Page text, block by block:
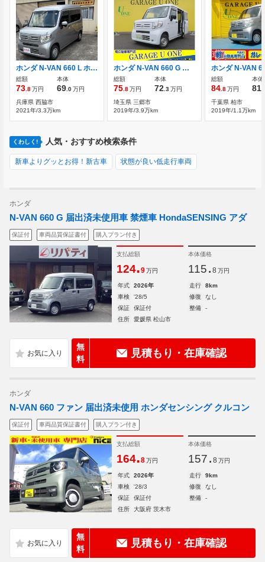
ホンダ N-VAN 660 L ホンダセンシング
総額
73.8万円
本体
69.0万円
兵庫県 西脇市
2021年/3.3万km
ホンダ N-VAN 660 G ドライブレコーダー キーレスエントリー
総額
75.8万円
本体
72.3万円
埼玉県 三郷市
2019年/3.9万km
総額
84.8万円
本体
81
千葉県 柏市
2019年/1.1万km
くわしく! 人気・おすすめ検索条件
新車よりグッとお得！新古車 状態が良い低走行車両
ホンダ
N-VAN 660 G 届出済未使用車 禁煙車 HondaSENSING アダ
保証付 車両品質保証書付 購入プラン付き
支払総額
124.9 万円
本体価格
115. 8 万円
年式 2026年 走行
8km
車検
'28/5 修復
なし
保証
保証付 整備
-
住所
愛媛県 松山市
無
料
見積もり・在庫確認
ホンダ
N-VAN 660 ファン 届出済未使用 ホンダセンシング クルコン
保証付 車両品質保証書付 購入プラン付き
支払総額
164.8 万円
本体価格
157. 8 万円
年式 2026年 走行
9km
車検
'28/3 修復
なし
保証
保証付 整備
-
住所
大阪府 茨木市
無
料
見積もり・在庫確認